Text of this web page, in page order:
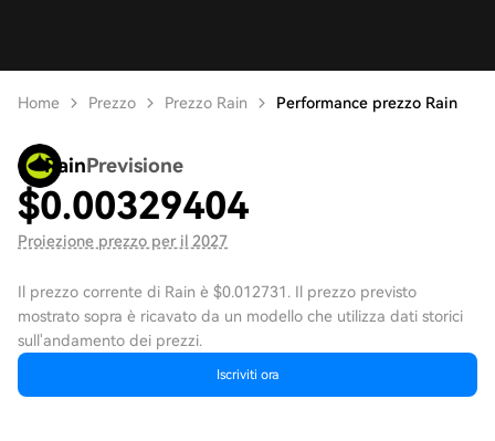
Home Prezzo Prezzo Rain Performance prezzo Rain
RainPrevisione
$0.00329404
Proiezione prezzo per il 2027
Il prezzo corrente di Rain è $0.012731. Il prezzo previsto
mostrato sopra è ricavato da un modello che utilizza dati storici
sull'andamento dei prezzi.
Iscriviti ora